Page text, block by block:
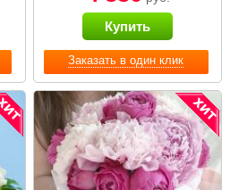
Заказать в один клик
Купить